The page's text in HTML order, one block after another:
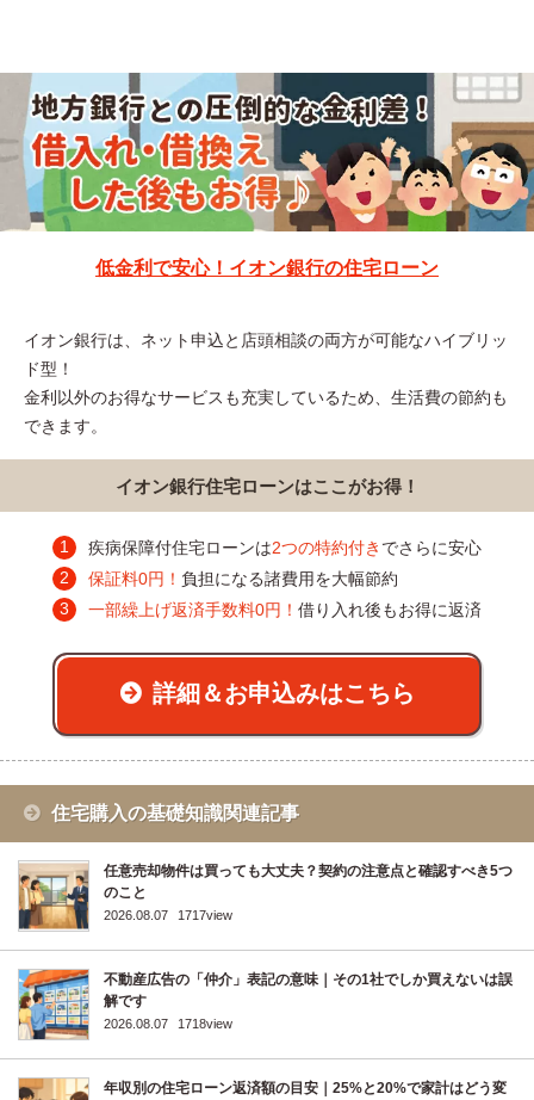
低金利で安心！イオン銀行の住宅ローン
イオン銀行は、ネット申込と店頭相談の両方が可能なハイブリッ
ド型！
金利以外のお得なサービスも充実しているため、生活費の節約も
できます。
イオン銀行住宅ローンはここがお得！
疾病保障付住宅ローンは2つの特約付き でさらに安心
保証料0円！ 負担になる諸費用を大幅節約
一部繰上げ返済手数料0円！ 借り入れ後もお得に返済
詳細＆お申込みはこちら
住宅購入の基礎知識関連記事
任意売却物件は買っても大丈夫？契約の注意点と確認すべき5つ
のこと
2026.08.07 1717view
不動産広告の「仲介」表記の意味｜その1社でしか買えないは誤
解です
2026.08.07 1718view
年収別の住宅ローン返済額の目安｜25%と20%で家計はどう変